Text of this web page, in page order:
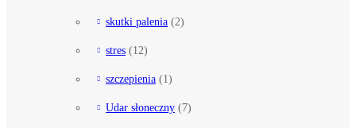
skutki palenia (2)
stres (12)
szczepienia (1)
Udar słoneczny (7)